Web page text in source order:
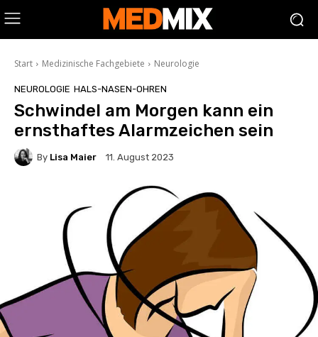
Start Medizinische Fachgebiete Neurologie
NEUROLOGIE HALS-NASEN-OHREN
Schwindel am Morgen kann ein
ernsthaftes Alarmzeichen sein
By Lisa Maier 11. August 2023